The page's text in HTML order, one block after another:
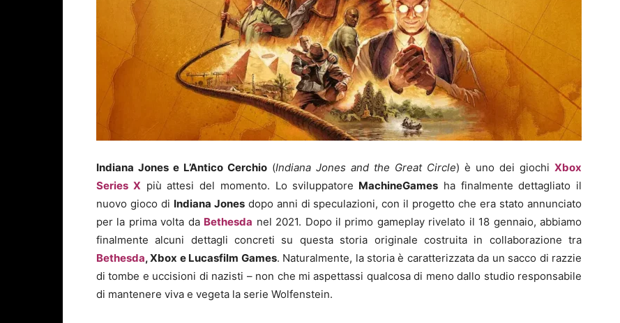
Indiana Jones e L’Antico Cerchio (Indiana Jones and the Great Circle) è uno dei giochi Xbox
Series X più attesi del momento. Lo sviluppatore MachineGames ha finalmente dettagliato il
nuovo gioco di Indiana Jonesdopo anni di speculazioni, con il progetto che era stato annunciato
per la prima volta da Bethesda nel 2021. Dopo il primo gameplay rivelato il 18 gennaio, abbiamo
finalmente alcuni dettagli concreti su questa storia originale costruita in collaborazione tra
Bethesda, Xbox e Lucasfilm Games. Naturalmente, la storia è caratterizzata da un sacco di razzie
di tombe e uccisioni di nazisti – non che mi aspettassi qualcosa di meno dallo studio responsabile
di mantenere viva e vegeta la serie Wolfenstein.